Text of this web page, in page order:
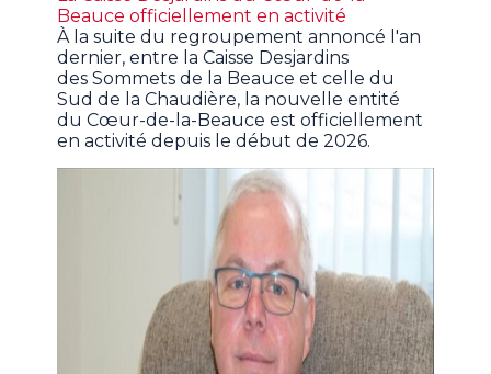
Beauce officiellement en activité
À la suite du regroupement annoncé l'an
dernier, entre la Caisse Desjardins
des Sommets de la Beauce et celle du
Sud de la Chaudière, la nouvelle entité
du Cœur-de-la-Beauce est officiellement
en activité depuis le début de 2026.